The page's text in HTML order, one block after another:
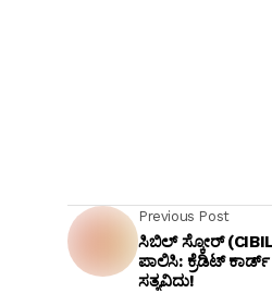
Previous Post
ಸಿಬಿಲ್ ಸ್ಕೋರ್
ಪಾಲಿಸಿ: ಕ್ರೆಡಿಟ್
ಸತ್ಯವಿದು!